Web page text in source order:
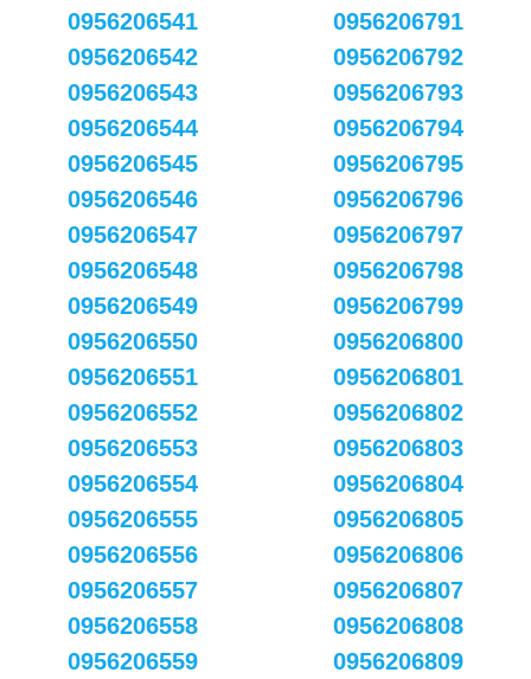
0956206541
0956206542
0956206543
0956206544
0956206545
0956206546
0956206547
0956206548
0956206549
0956206550
0956206551
0956206552
0956206553
0956206554
0956206555
0956206556
0956206557
0956206558
0956206559
0956206791
0956206792
0956206793
0956206794
0956206795
0956206796
0956206797
0956206798
0956206799
0956206800
0956206801
0956206802
0956206803
0956206804
0956206805
0956206806
0956206807
0956206808
0956206809